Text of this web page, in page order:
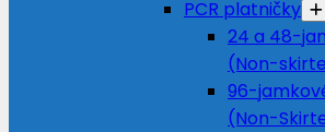
PCR platničky
24 a 48-
(Non-
96-
(Non-